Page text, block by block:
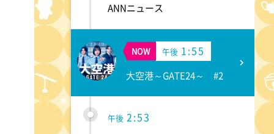
ANNニュース
NOW 午後 1:55
大空港～GATE24～ #2
午後 2:53